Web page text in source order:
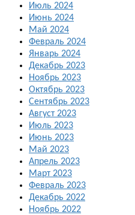
Июль 2024
Июнь 2024
Май 2024
Февраль 2024
Январь 2024
Декабрь 2023
Ноябрь 2023
Октябрь 2023
Сентябрь 2023
Август 2023
Июль 2023
Июнь 2023
Май 2023
Апрель 2023
Март 2023
Февраль 2023
Декабрь 2022
Ноябрь 2022